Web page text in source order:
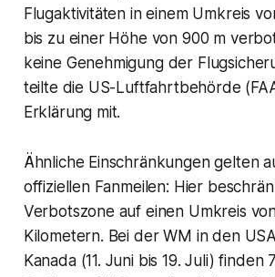
Flugaktivitäten in einem Umkreis
bis zu einer Höhe von 900 m
keine Genehmigung der
teilte die US-Luftfahrtbehörde
Erklärung mit.
Ähnliche Einschränkungen gelten
offiziellen Fanmeilen: Hier
Verbotszone auf einen Umkreis
Kilometern. Bei der WM in den
Kanada (11. Juni bis 19. Juli) finden